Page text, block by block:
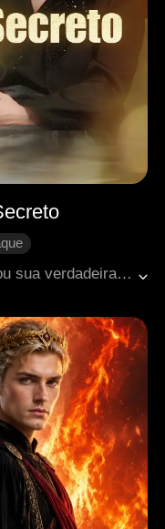
Depois de renascer, Jenna revelou sua verdadeira identidade e abalou a alta sociedade. O que ela não esperava era que Trevor, o marido que todos julgavam ser deficiente, fosse, na verdade, seu protetor secreto. O casamento de fachada virou uma paixão impossível de esconder.